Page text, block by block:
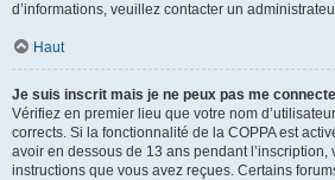
d’informations, veuillez contacter un
Haut
Je suis inscrit mais je ne peux pas me
Vérifiez en premier lieu que votre nom
corrects. Si la fonctionnalité de la COPPA est
avoir en dessous de 13 ans pendant l’inscription,
instructions que vous avez reçues. Certains